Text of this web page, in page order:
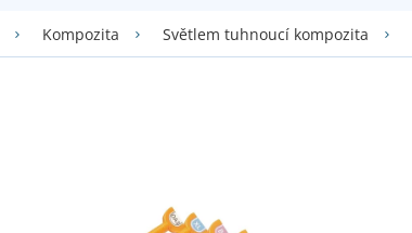
Kompozita Světlem tuhnoucí kompozita